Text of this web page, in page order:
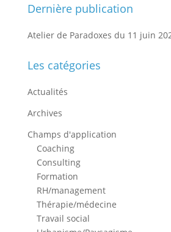
Dernière publication
Atelier de Paradoxes du 11 juin
Les catégories
Actualités
Archives
Champs d'application
Coaching
Consulting
Formation
RH/management
Thérapie/médecine
Travail social